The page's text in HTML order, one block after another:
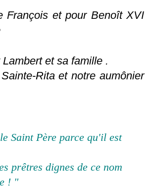
François et pour Benoît XVI
et sa famille .
Rita et notre aumônier
Saint Père parce qu'il est
prêtres dignes de ce nom
! "